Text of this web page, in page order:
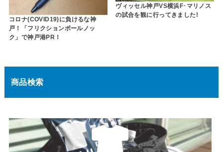
コロナ(COVID19)に負けるな神
戸！「フリクションボールノッ
ク」で神戸港PR！
ヴィッセル神戸VS横浜F･マリノス
の試合を観に行ってきました!
商品検索